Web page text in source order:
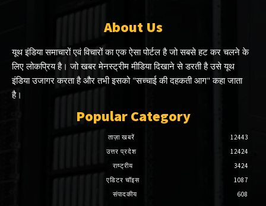
About Us
यूथ इंडिया समाचारों एवं विचारों का एक ऐसा पोर्टल है जो सबसे हट कर चलने के
लिए लोकप्रिय है। जो खबर मेनस्ट्रीम मीडिया दिखाने से डरती है उसे यूथ
इंडिया उजागर करता है और तभी इसको "सच्चाई की दहकती आग" कहा जाता
है।
Popular Category
ताज़ा खबरें
12443
उत्तर प्रदेश
12424
राष्ट्रीय
3424
एडिटर चॉइस
1087
संपादकीय
608